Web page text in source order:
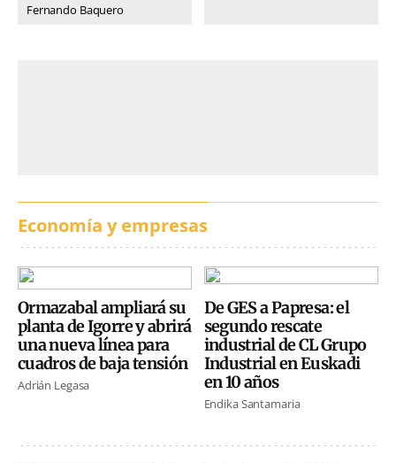
Fernando Baquero
Economía y empresas
Ormazabal ampliará su
planta de Igorre y abrirá
una nueva línea para
cuadros de baja tensión
Adrián Legasa
De GES a Papresa: el
segundo rescate
industrial de CL Grupo
Industrial en Euskadi
en 10 años
Endika Santamaria